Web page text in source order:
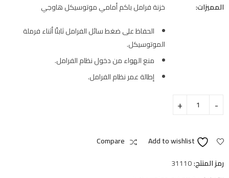
المميزات:
خزنة فرامل باكم أمامي موتوسيكل هاوجي
الحفاظ على ضغط سائل الفرامل ثابتًا أثناء فرملة
الموتوسيكل.
منع الهواء من دخول نظام الفرامل.
إطالة عمر نظام الفرامل.
Add to wishlist
Compare
رمز المنتج:31110